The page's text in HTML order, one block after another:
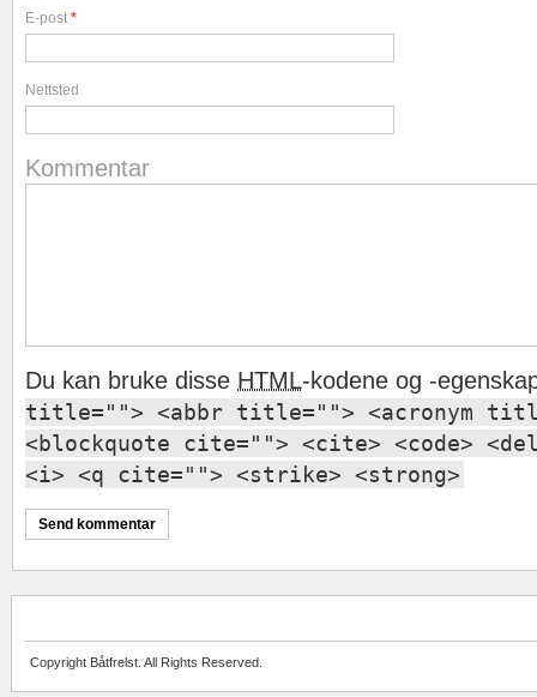
E-post *
Nettsted
Kommentar
Du kan bruke disse HTML-kodene og -
title=""> <abbr title=""> <acronym
<blockquote cite=""> <cite> <code>
<i> <q cite=""> <strike> <strong>
Copyright Båtfrelst. All Rights Reserved.